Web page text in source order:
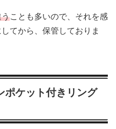
うことも多いので、それを感
てから、保管しておりま
ケット付きリング